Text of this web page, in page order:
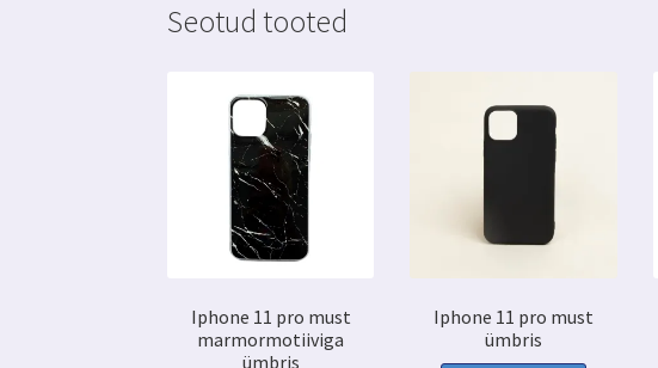
Seotud tooted
Iphone 11 pro must
marmormotiiviga
ümbris
Iphone 11 pro must
ümbris